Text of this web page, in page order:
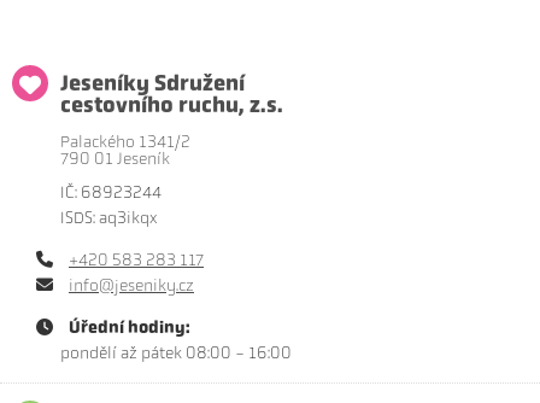
Jeseníky Sdružení
cestovního ruchu, z.s.
Palackého 1341/2
790 01 Jeseník
IČ: 68923244
ISDS: aq3ikqx
+420 583 283 117
info@jeseniky.cz
Úřední hodiny:
pondělí až pátek 08:00 - 16:00